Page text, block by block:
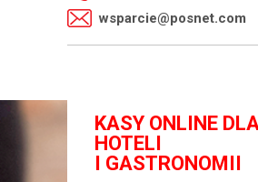
wsparcie@posnet.com
KASY ONLINE
HOTELI
I GASTRONOMII